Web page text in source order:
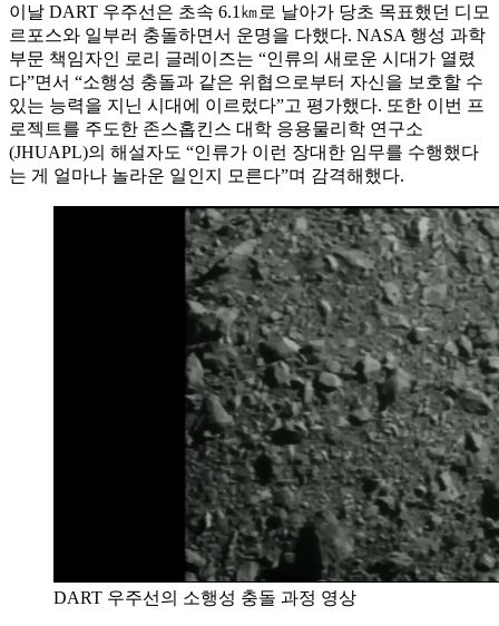
이날 DART 우주선은 초속 6.1㎞로 날아가 당초 목표했던 디모
르포스와 일부러 충돌하면서 운명을 다했다. NASA 행성 과학
부문 책임자인 로리 글레이즈는 “인류의 새로운 시대가 열렸
다”면서 “소행성 충돌과 같은 위협으로부터 자신을 보호할 수
있는 능력을 지닌 시대에 이르렀다”고 평가했다. 또한 이번 프
로젝트를 주도한 존스홉킨스 대학 응용물리학 연구소
(JHUAPL)의 해설자도 “인류가 이런 장대한 임무를 수행했다
는 게 얼마나 놀라운 일인지 모른다”며 감격해했다.
DART 우주선의 소행성 충돌 과정 영상